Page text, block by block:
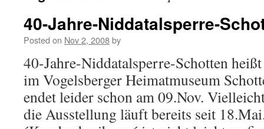
40-Jahre-Niddatalsperre-
Posted on Nov 2, 2008by
40-Jahre-Niddatalsperre-Schotten
im Vogelsberger Heimatmuseum
endet leider schon am 09.Nov.
die Ausstellung läuft bereits seit